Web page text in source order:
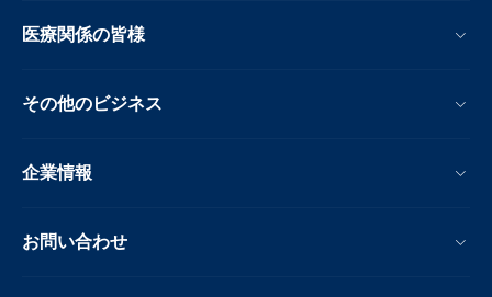
医療関係の皆様
その他のビジネス
企業情報
お問い合わせ